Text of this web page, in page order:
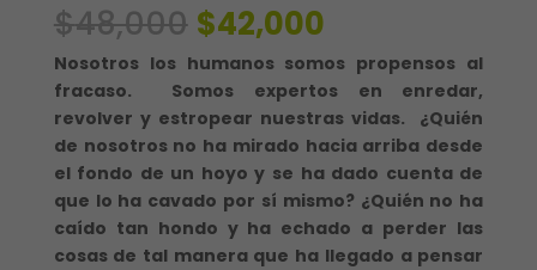
$48,000 El
precio
original
era:
$48,000.
$42,000El
precio
actual
es:
$42,000.
Nosotros los humanos somos propensos al
fracaso. Somos expertos en enredar,
revolver y estropear nuestras vidas. ¿Quién
de nosotros no ha mirado hacia arriba desde
el fondo de un hoyo y se ha dado cuenta de
que lo ha cavado por sí mismo? ¿Quién no ha
caído tan hondo y ha echado a perder las
cosas de tal manera que ha llegado a pensar